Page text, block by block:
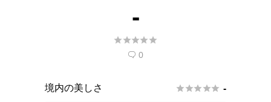
-

 0
境内の美しさ  -